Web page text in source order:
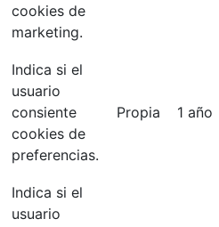
cookies de
marketing.
Indica si el
usuario
consiente
cookies de
preferencias.
Propia 1 año
Indica si el
usuario